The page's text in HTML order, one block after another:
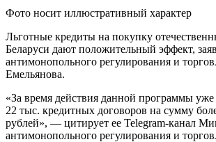
Фото носит иллюстративный характер
Льготные кредиты на покупку
Беларуси дают положительный эффект,
антимонопольного регулирования и
Емельянова.
«За время действия данной программы уже
22 тыс. кредитных договоров на сумму
рублей», — цитирует ее Telegram-канал
антимонопольного регулирования и